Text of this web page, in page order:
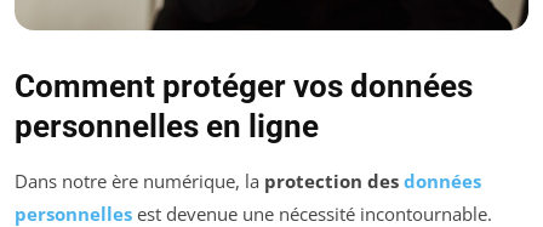
Comment protéger vos données
personnelles en ligne
Dans notre ère numérique, la protection des données
personnelles est devenue une nécessité incontournable.